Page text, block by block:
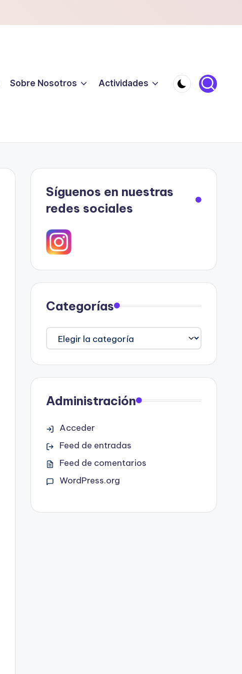
Sobre Nosotros Actividades
Síguenos en nuestras
redes sociales
Categorías
Categorías
Administración
Acceder
Feed de entradas
Feed de comentarios
WordPress.org